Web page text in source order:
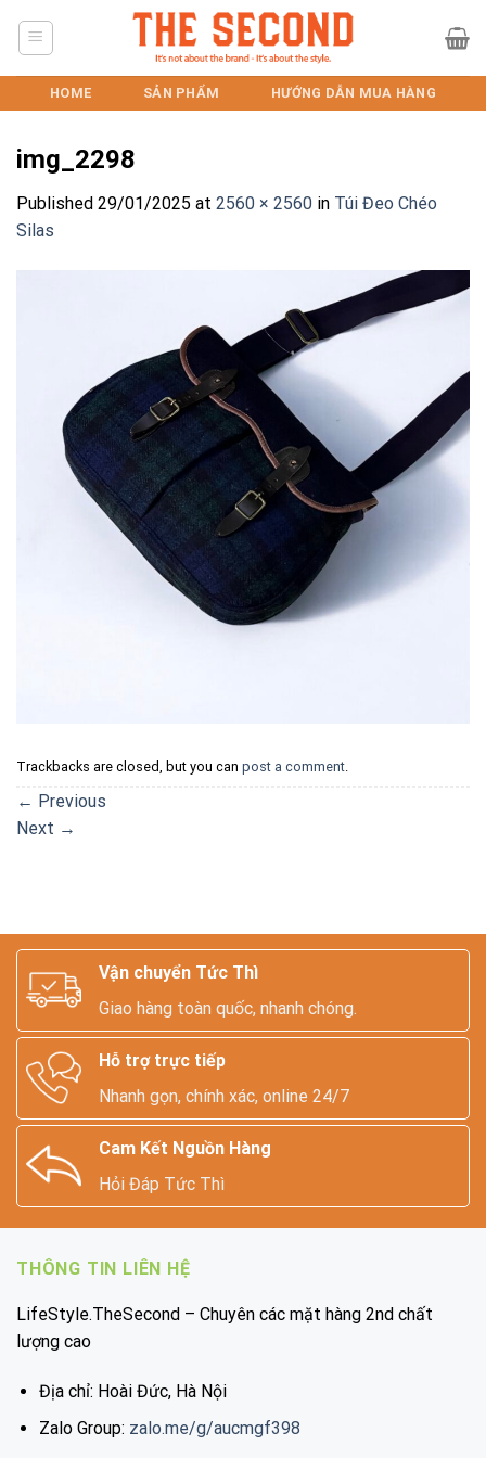
HOME SẢN PHẨM HƯỚNG DẪN MUA HÀNG
img_2298
Published 29/01/2025 at 2560 × 2560 in Túi Đeo Chéo
Silas
Trackbacks are closed, but you can post a comment.
← Previous
Next →
Vận chuyển Tức Thì
Giao hàng toàn quốc, nhanh chóng.
Hỗ trợ trực tiếp
Nhanh gọn, chính xác, online 24/7
Cam Kết Nguồn Hàng
Hỏi Đáp Tức Thì
THÔNG TIN LIÊN HỆ
LifeStyle.TheSecond – Chuyên các mặt hàng 2nd chất
lượng cao
Địa chỉ: Hoài Đức, Hà Nội
Zalo Group: zalo.me/g/aucmgf398